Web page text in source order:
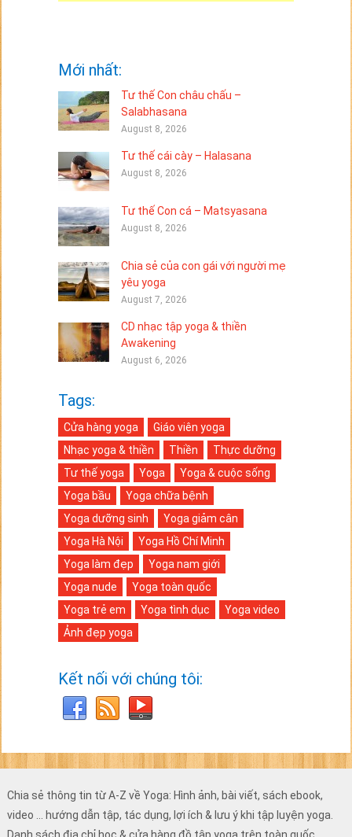
Mới nhất:
Tư thế Con châu chấu –
Salabhasana
August 8, 2026
Tư thế cái cày – Halasana
August 8, 2026
Tư thế Con cá – Matsyasana
August 8, 2026
Chia sẻ của con gái với người mẹ
yêu yoga
August 7, 2026
CD nhạc tập yoga & thiền
Awakening
August 6, 2026
Tags:
Cửa hàng yoga
Giáo viên yoga
Nhạc yoga & thiền
Thiền
Thực dưỡng
Tư thế yoga
Yoga
Yoga & cuộc sống
Yoga bầu
Yoga chữa bệnh
Yoga dưỡng sinh
Yoga giảm cân
Yoga Hà Nội
Yoga Hồ Chí Minh
Yoga làm đẹp
Yoga nam giới
Yoga nude
Yoga toàn quốc
Yoga trẻ em
Yoga tình dục
Yoga video
Ảnh đẹp yoga
Kết nối với chúng tôi:
Chia sẻ thông tin từ A-Z về Yoga: Hình ảnh, bài viết, sách ebook,
video ... hướng dẫn tập, tác dụng, lợi ích & lưu ý khi tập luyện yoga.